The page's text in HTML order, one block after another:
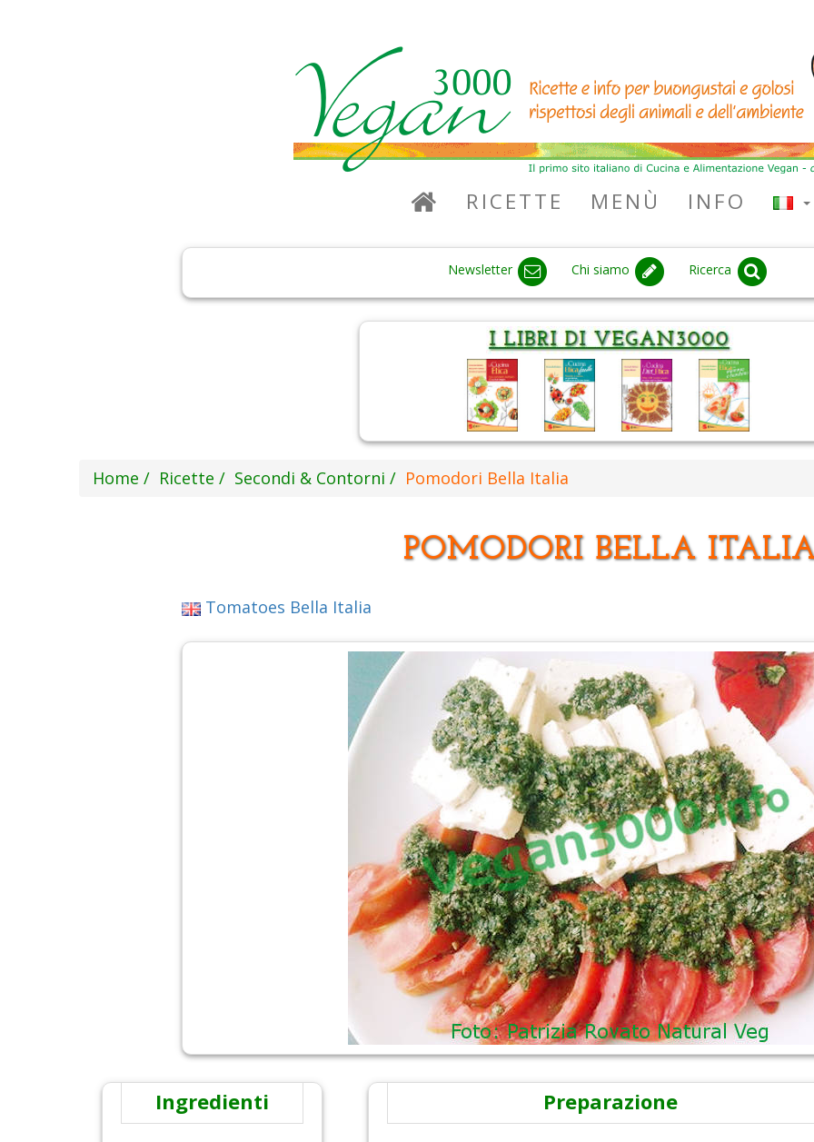
RICETTE MENÙ INFO
Newsletter Chi siamo Ricerca
Home Ricette Secondi & Contorni Pomodori Bella Italia
POMODORI BELLA
Tomatoes Bella Italia
Ingredienti Preparazione